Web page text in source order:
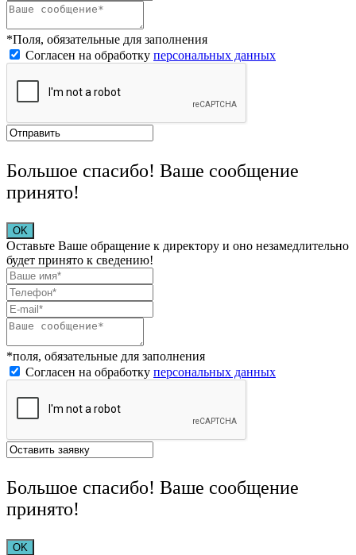
*Поля, обязательные для заполнения
Согласен на обработку персональных данных
Большое спасибо! Ваше сообщение
принято!
OK
Оставьте Ваше обращение к директору и оно незамедлительно
будет принято к сведению!
*поля, обязательные для заполнения
Согласен на обработку персональных данных
Большое спасибо! Ваше сообщение
принято!
OK